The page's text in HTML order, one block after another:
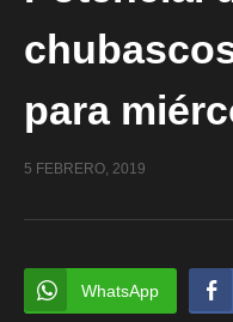
para
5 FEBRERO, 2019
WhatsApp